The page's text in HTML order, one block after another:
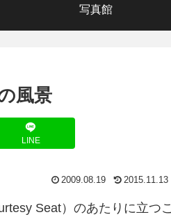
写真館
風景
LINE
2009.08.19 2015.11.13
Seat）のあたりに立つこ